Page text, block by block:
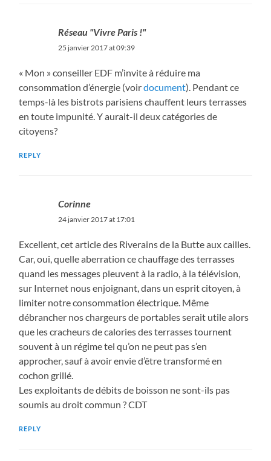
Réseau "Vivre Paris !"
25 janvier 2017 at 09:39
« Mon » conseiller EDF m’invite à réduire ma
consommation d’énergie (voirdocument). Pendant ce
temps-là les bistrots parisiens chauffent leurs terrasses
en toute impunité. Y aurait-il deux catégories de
citoyens?
REPLY
Corinne
24 janvier 2017 at 17:01
Excellent, cet article des Riverains de la Butte aux cailles.
Car, oui, quelle aberration ce chauffage des terrasses
quand les messages pleuvent à la radio, à la télévision,
sur Internet nous enjoignant, dans un esprit citoyen, à
limiter notre consommation électrique. Même
débrancher nos chargeurs de portables serait utile alors
que les cracheurs de calories des terrasses tournent
souvent à un régime tel qu’on ne peut pas s’en
approcher, sauf à avoir envie d’être transformé en
cochon grillé.
Les exploitants de débits de boisson ne sont-ils pas
soumis au droit commun ? CDT
REPLY